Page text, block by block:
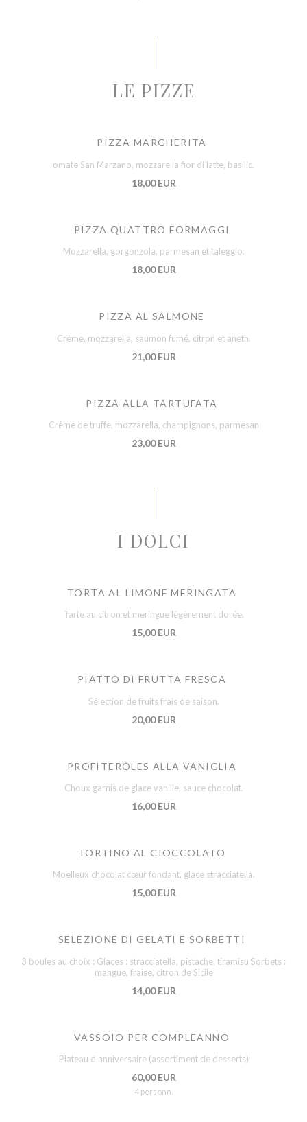
LE PIZZE
PIZZA MARGHERITA
omate San Marzano, mozzarella fior di latte, basilic.
18,00 EUR
PIZZA QUATTRO FORMAGGI
Mozzarella, gorgonzola, parmesan et taleggio.
18,00 EUR
PIZZA AL SALMONE
Crème, mozzarella, saumon fumé, citron et aneth.
21,00 EUR
PIZZA ALLA TARTUFATA
Crème de truffe, mozzarella, champignons, parmesan
23,00 EUR
I DOLCI
TORTA AL LIMONE MERINGATA
Tarte au citron et meringue légèrement dorée.
15,00 EUR
PIATTO DI FRUTTA FRESCA
Sélection de fruits frais de saison.
20,00 EUR
PROFITEROLES ALLA VANIGLIA
Choux garnis de glace vanille, sauce chocolat.
16,00 EUR
TORTINO AL CIOCCOLATO
Moelleux chocolat cœur fondant, glace stracciatella.
15,00 EUR
SELEZIONE DI GELATI E SORBETTI
3 boules au choix : Glaces : stracciatella, pistache, tiramisu Sorbets :
mangue, fraise, citron de Sicile
14,00 EUR
VASSOIO PER COMPLEANNO
Plateau d’anniversaire (assortiment de desserts)
60,00 EUR
4 personn.